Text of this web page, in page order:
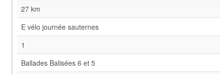
27 km
E vélo journée sauternes
1
Ballades Balisées 6 et 5